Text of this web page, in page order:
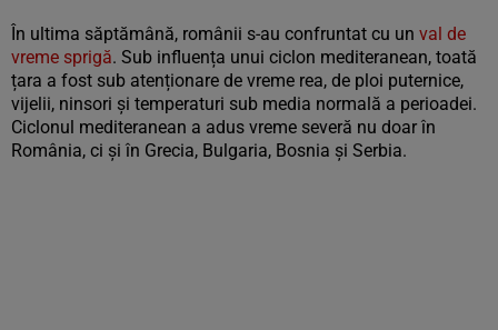
În ultima săptămână, românii s-au confruntat cu un val de
vreme sprigă. Sub influența unui ciclon mediteranean, toată
țara a fost sub atenționare de vreme rea, de ploi puternice,
vijelii, ninsori și temperaturi sub media normală a perioadei.
Ciclonul mediteranean a adus vreme severă nu doar în
România, ci și în Grecia, Bulgaria, Bosnia și Serbia.